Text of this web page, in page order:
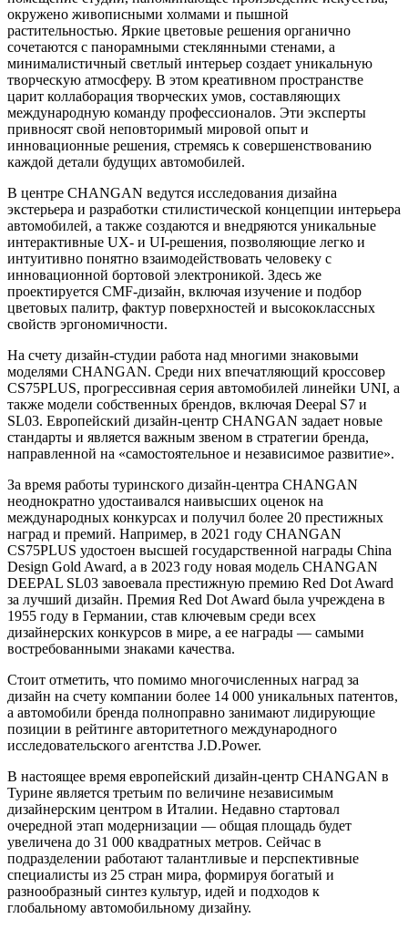
окружено живописными холмами и пышной
растительностью. Яркие цветовые решения органично
сочетаются с панорамными стеклянными стенами, а
минималистичный светлый интерьер создает уникальную
творческую атмосферу. В этом креативном пространстве
царит коллаборация творческих умов, составляющих
международную команду профессионалов. Эти эксперты
привносят свой неповторимый мировой опыт и
инновационные решения, стремясь к совершенствованию
каждой детали будущих автомобилей.
В центре CHANGAN ведутся исследования дизайна
экстерьера и разработки стилистической концепции интерьера
автомобилей, а также создаются и внедряются уникальные
интерактивные UX- и UI-решения, позволяющие легко и
интуитивно понятно взаимодействовать человеку с
инновационной бортовой электроникой. Здесь же
проектируется CMF-дизайн, включая изучение и подбор
цветовых палитр, фактур поверхностей и высококлассных
свойств эргономичности.
На счету дизайн-студии работа над многими знаковыми
моделями CHANGAN. Среди них впечатляющий кроссовер
CS75PLUS, прогрессивная серия автомобилей линейки UNI, а
также модели собственных брендов, включая Deepal S7 и
SL03. Европейский дизайн-центр CHANGAN задает новые
стандарты и является важным звеном в стратегии бренда,
направленной на «самостоятельное и независимое развитие».
За время работы туринского дизайн-центра CHANGAN
неоднократно удостаивался наивысших оценок на
международных конкурсах и получил более 20 престижных
наград и премий. Например, в 2021 году CHANGAN
CS75PLUS удостоен высшей государственной награды China
Design Gold Award, а в 2023 году новая модель CHANGAN
DEEPAL SL03 завоевала престижную премию Red Dot Award
за лучший дизайн. Премия Red Dot Award была учреждена в
1955 году в Германии, став ключевым среди всех
дизайнерских конкурсов в мире, а ее награды — самыми
востребованными знаками качества.
Стоит отметить, что помимо многочисленных наград за
дизайн на счету компании более 14 000 уникальных патентов,
а автомобили бренда полноправно занимают лидирующие
позиции в рейтинге авторитетного международного
исследовательского агентства J.D.Power.
В настоящее время европейский дизайн-центр CHANGAN в
Турине является третьим по величине независимым
дизайнерским центром в Италии. Недавно стартовал
очередной этап модернизации — общая площадь будет
увеличена до 31 000 квадратных метров. Сейчас в
подразделении работают талантливые и перспективные
специалисты из 25 стран мира, формируя богатый и
разнообразный синтез культур, идей и подходов к
глобальному автомобильному дизайну.